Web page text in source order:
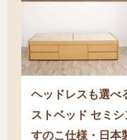
が使っても安心
なくなるため、
スが確保でき、
きます。また、
ルームに大容量
ます。価格は高
えれば長期的な
ヘッドレスも選べ
ストベッド セミ
すのこ仕様・日本